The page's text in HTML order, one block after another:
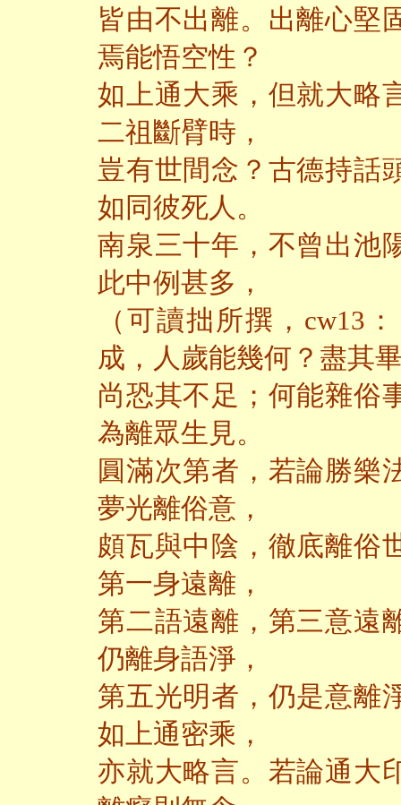
皆由不出離。出離心堅
焉能悟空性？
如上通大乘，但就大略
二祖斷臂時，
豈有世間念？古德持話
如同彼死人。
南泉三十年，不曾出池
此中例甚多，
（可讀拙所撰，cw13
成，人歲能幾何？盡其
尚恐其不足；何能雜俗
為離眾生見。
圓滿次第者，若論勝樂
夢光離俗意，
頗瓦與中陰，徹底離俗
第一身遠離，
第二語遠離，第三意遠
仍離身語淨，
第五光明者，仍是意離
如上通密乘，
亦就大略言。若論通大